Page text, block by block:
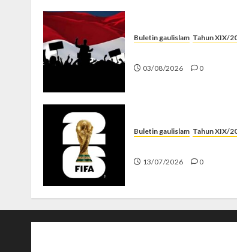
Buletin gaulislam Tahun XIX/
03/08/2026 0
Buletin gaulislam Tahun XIX/
13/07/2026 0